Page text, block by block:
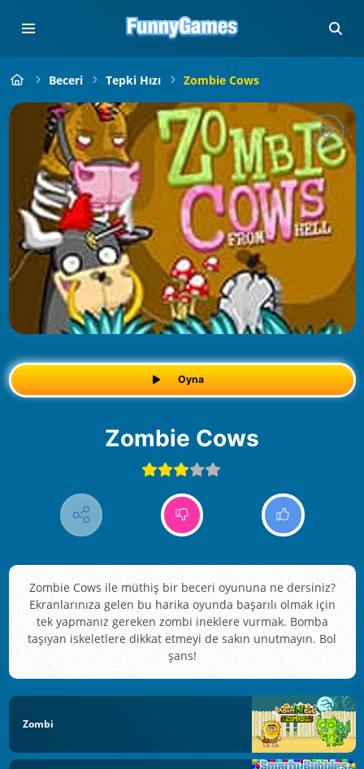
Beceri Tepki Hızı Zombie Cows
Oyna
Zombie Cows
Zombie Cows ile müthiş bir beceri oyununa ne dersiniz?
Ekranlarınıza gelen bu harika oyunda başarılı olmak için
tek yapmanız gereken zombi ineklere vurmak. Bomba
taşıyan iskeletlere dikkat etmeyi de sakın unutmayın. Bol
şans!
Zombi